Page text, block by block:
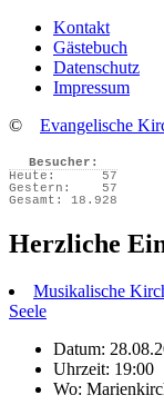
Kontakt
Gästebuch
Datenschutz
Impressum
© Evangelische
Besucher:
Heute:
57
Gestern:
57
Gesamt:
18.928
Herzliche
Musikalische
Seele
Datum:
Uhrzeit: 19:00
Wo: